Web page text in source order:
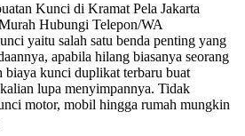
Kunci di Kramat Pela Jakarta
Hubungi Telepon/WA
yaitu salah satu benda penting yang
apabila hilang biasanya seorang
biaya kunci duplikat terbaru buat
lupa menyimpannya. Tidak
motor, mobil hingga rumah mungkin